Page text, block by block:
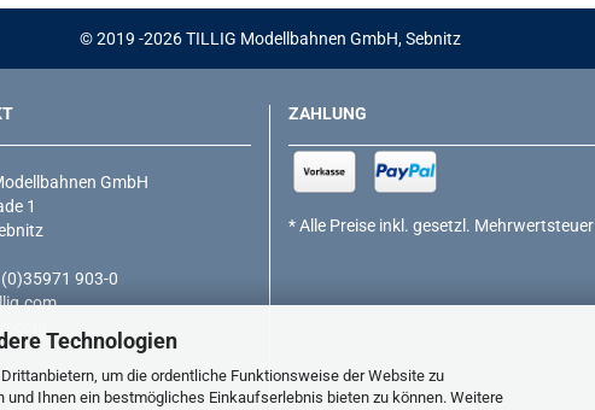
Technologien
um die ordentliche Funktionsweise der Website zu
Ihnen ein bestmögliches Einkaufserlebnis bieten zu können. Weitere
© 2019 -2026 TILLIG Modellbahnen GmbH, Sebnitz
GmbH
1
(0)35971 903-0
ZAHLUNG
* Alle Preise inkl. gesetzl. Mehrwertsteuer